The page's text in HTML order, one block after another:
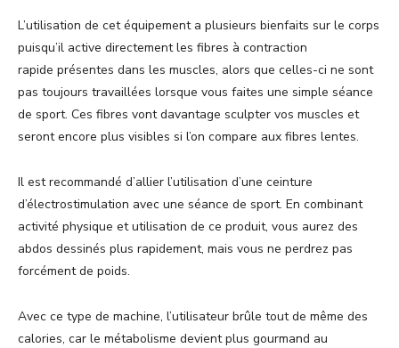
L’utilisation de cet équipement a plusieurs bienfaits sur le corps
puisqu’il active directement les fibres à contraction
rapide présentes dans les muscles, alors que celles-ci ne sont
pas toujours travaillées lorsque vous faites une simple séance
de sport. Ces fibres vont davantage sculpter vos muscles et
seront encore plus visibles si l’on compare aux fibres lentes.
Il est recommandé d’allier l’utilisation d’une ceinture
d’électrostimulation avec une séance de sport. En combinant
activité physique et utilisation de ce produit, vous aurez des
abdos dessinés plus rapidement, mais vous ne perdrez pas
forcément de poids.
Avec ce type de machine, l’utilisateur brûle tout de même des
calories, car le métabolisme devient plus gourmand au